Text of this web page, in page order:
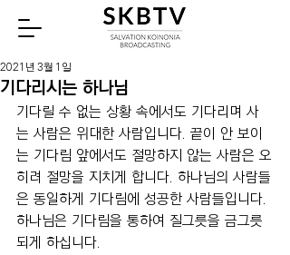
기다리시는 하나님
2021년 3월 1일
기다릴 수 없는 상황 속에서도 기다리며 사
는 사람은 위대한 사람입니다. 끝이 안 보이
는 기다림 앞에서도 절망하지 않는 사람은 오
히려 절망을 지치게 합니다. 하나님의 사람들
은 동일하게 기다림에 성공한 사람들입니다.
하나님은 기다림을 통하여 질그릇을 금그릇
되게 하십니다.